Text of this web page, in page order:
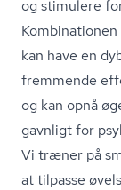
og stimulere
kan have en
frem­men­de
og kan opnå
gavnligt for
Vi træner på
at tilpasse